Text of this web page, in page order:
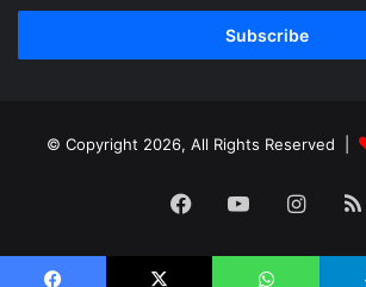
Email
© Copyright 2026, All Rights Reserved |
FacebookYouTube